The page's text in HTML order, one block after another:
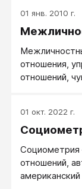
тип по
информацию.
зависят от
01 янв. 2010 г.
отношения,
отношений,
01 окт. 2022 г.
отношений,